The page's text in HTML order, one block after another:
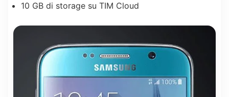
10 GB di storage su TIM Cloud